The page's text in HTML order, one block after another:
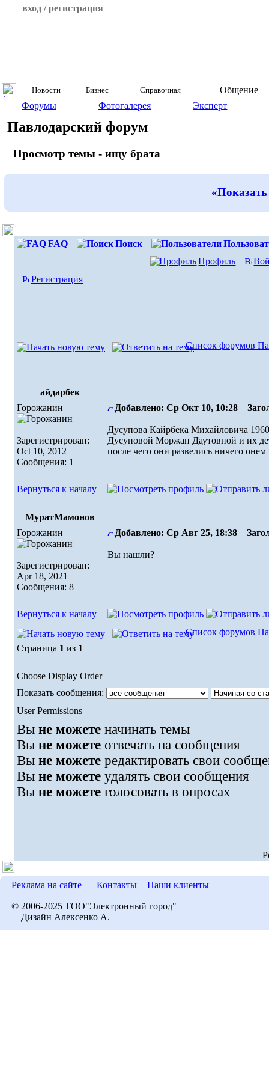
вход / регистрация
Новости Бизнес Справочная
Общение
Форумы
Фотогалерея Эксперт
Павлодарский форум
Просмотр темы - ищу брата
FAQ Поиск
Профиль
Регистрация
Список форумов
айдарбек
Горожанин
Зарегистрирован:
Oct 10, 2012
Сообщения: 1
Добавлено: Ср Окт 10, 10:28
Дусупова Кайрбека Михайловича
Дусуповой Моржан Даутовной
после чего они развелись ничего
Вернуться к началу
МуратМамонов
Горожанин
Зарегистрирован:
Apr 18, 2021
Сообщения: 8
Добавлено: Ср Авг 25, 18:38
Вы нашли?
Вернуться к началу
Список форумов
Страница 1 из 1
Choose Display Order
Показать сообщения:
User Permissions
Вы не можете начинать темы
Вы не можете отвечать на сообщения
Вы не можете редактировать свои
Вы не можете удалять свои сообщения
Вы не можете голосовать в опросах
Реклама на сайте Контакты Наши клиенты
© 2006-2025 ТОО"Электронный город"
Дизайн Алексенко А.